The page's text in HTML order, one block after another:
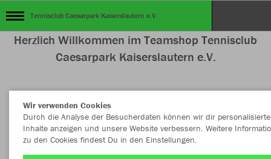
Tennisclub Caesarpark Kaiserslautern e.V.
Herzlich Willkommen im Teamshop Tennisclub
Caesarpark Kaiserslautern e.V.
Nachhaltig Farbe
Wir verwenden Cookies
Durch die Analyse der Besucherdaten können wir dir personalisierte
Inhalte anzeigen und unsere Website verbessern. Weitere
zu den Cookies findest Du in den Einstellungen.